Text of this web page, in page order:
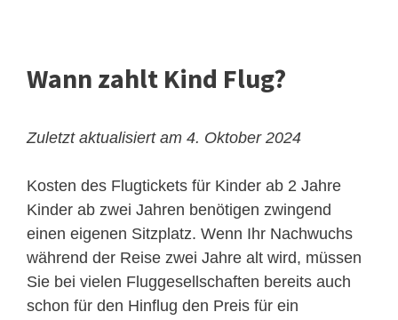
Wann zahlt Kind Flug?
Zuletzt aktualisiert am 4. Oktober 2024
Kosten des Flugtickets für Kinder ab 2 Jahre
Kinder ab zwei Jahren benötigen zwingend
einen eigenen Sitzplatz. Wenn Ihr Nachwuchs
während der Reise zwei Jahre alt wird, müssen
Sie bei vielen Fluggesellschaften bereits auch
schon für den Hinflug den Preis für ein